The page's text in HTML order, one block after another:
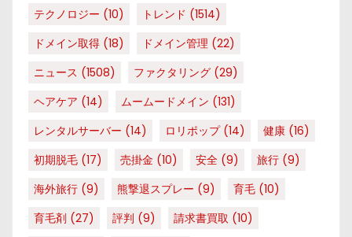
テクノロジー (10) トレンド (1514)
ドメイン取得 (18) ドメイン管理 (22)
ニュース (1508) ファクタリング (29)
ヘアケア (14) ムームードメイン (131)
レンタルサーバー (14) ロリポップ(14) 健康 (16)
初期脱毛 (17) 売掛金 (10) 安全 (9) 旅行 (9)
海外旅行 (9) 熊撃退スプレー (9) 育毛 (10)
育毛剤 (27) 評判 (9) 請求書買取 (10)